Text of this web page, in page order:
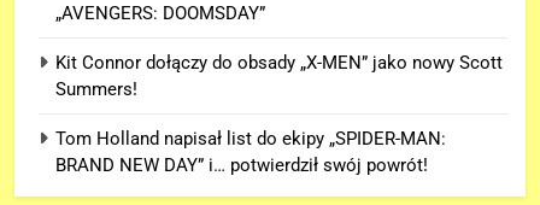
„AVENGERS: DOOMSDAY”
Kit Connor dołączy do obsady „X-MEN” jako nowy Scott
Summers!
Tom Holland napisał list do ekipy „SPIDER-MAN:
BRAND NEW DAY” i… potwierdził swój powrót!